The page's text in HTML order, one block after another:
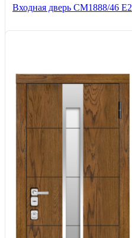
Входная дверь СМ1888/46 Е2